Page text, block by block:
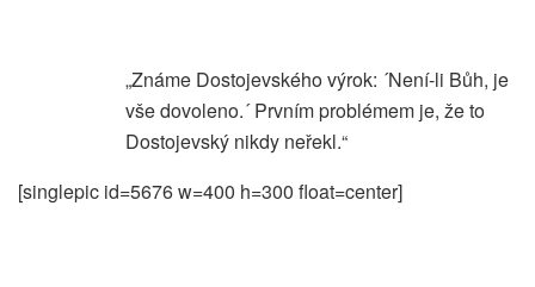
„Známe Dostojevského výrok: ´Není-li Bůh, je
vše dovoleno.´ Prvním problémem je, že to
Dostojevský nikdy neřekl.“
[singlepic id=5676 w=400 h=300 float=center]